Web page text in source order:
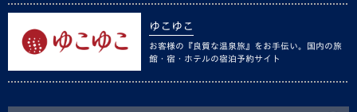
ゆこゆこ
お客様の『良質な温泉旅』をお手伝い。国内の旅
館・宿・ホテルの宿泊予約サイト